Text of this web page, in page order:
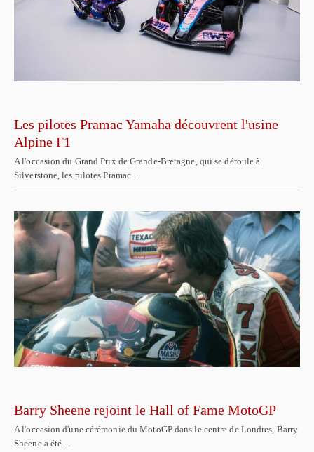
Les pilotes Pramac Yamaha découvrent l'usine
Alpine F1
A l'occasion du Grand Prix de Grande-Bretagne, qui se déroule à
Silverstone, les pilotes Pramac…
Barry Sheene rejoint le Hall of Fame MotoGP
A l'occasion d'une cérémonie du MotoGP dans le centre de Londres, Barry
Sheene a été…